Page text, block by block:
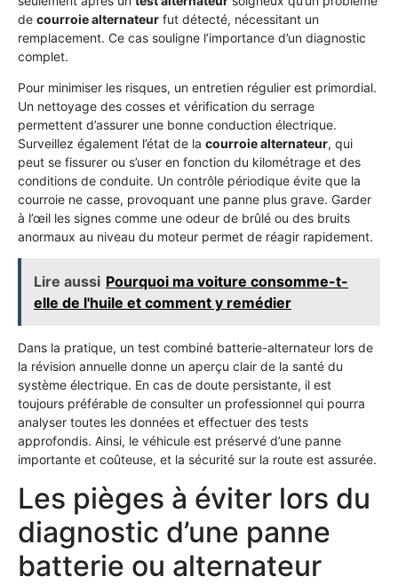
de courroie alternateur fut détecté, nécessitant un
remplacement. Ce cas souligne l’importance d’un diagnostic
complet.
Pour minimiser les risques, un entretien régulier est primordial.
Un nettoyage des cosses et vérification du serrage
permettent d’assurer une bonne conduction électrique.
Surveillez également l’état de la courroie alternateur, qui
peut se fissurer ou s’user en fonction du kilométrage et des
conditions de conduite. Un contrôle périodique évite que la
courroie ne casse, provoquant une panne plus grave. Garder
à l’œil les signes comme une odeur de brûlé ou des bruits
anormaux au niveau du moteur permet de réagir rapidement.
Lire aussi Pourquoi ma voiture consomme-t-
elle de l'huile et comment y remédier
Dans la pratique, un test combiné batterie-alternateur lors de
la révision annuelle donne un aperçu clair de la santé du
système électrique. En cas de doute persistante, il est
toujours préférable de consulter un professionnel qui pourra
analyser toutes les données et effectuer des tests
approfondis. Ainsi, le véhicule est préservé d’une panne
importante et coûteuse, et la sécurité sur la route est assurée.
Les pièges à éviter lors du
diagnostic d’une panne
batterie ou alternateur